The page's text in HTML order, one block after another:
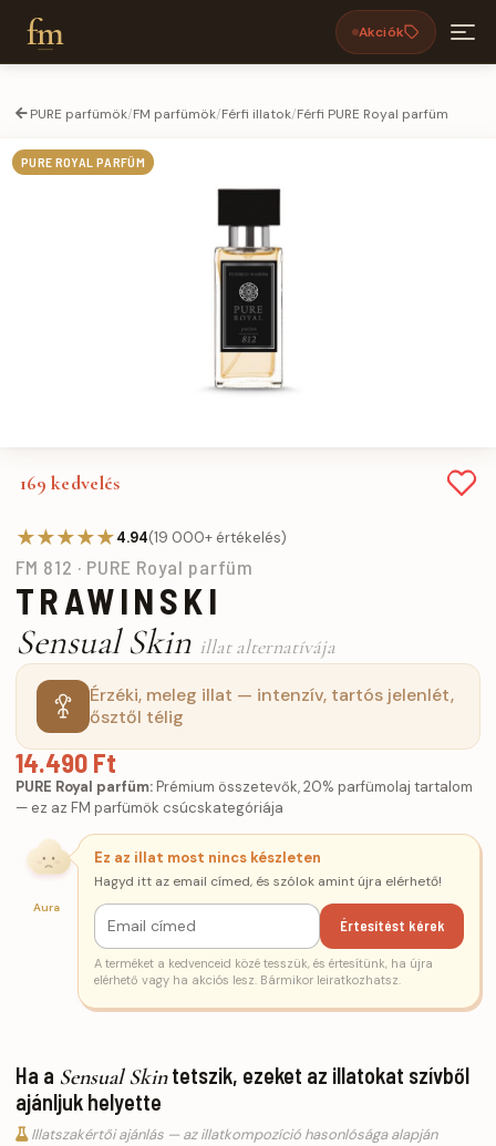
fm Akciók
PURE parfümök/FM parfümök/Férfi illatok/Férfi PURE Royal parfüm
PURE ROYAL PARFÜM
169 kedvelés
★★★★★4.94(19 000+ értékelés)
FM 812 · PURE Royal parfüm
TRAWINSKI
Sensual Skin illat alternatívája
Érzéki, meleg illat — intenzív, tartós jelenlét,
ősztől télig
14.490 Ft
PURE Royal parfüm:Prémium összetevők, 20% parfümolaj tartalom
— ez az FM parfümök csúcskategóriája
Aura
Ez az illat most nincs készleten
Hagyd itt az email címed, és szólok amint újra elérhető!
Értesítést kérek
A terméket a kedvenceid közé tesszük, és értesítünk, ha újra
elérhető vagy ha akciós lesz. Bármikor leiratkozhatsz.
Ha a Sensual Skintetszik, ezeket az illatokat szívből
ajánljuk helyette
Illatszakértői ajánlás — az illatkompozíció hasonlósága alapján